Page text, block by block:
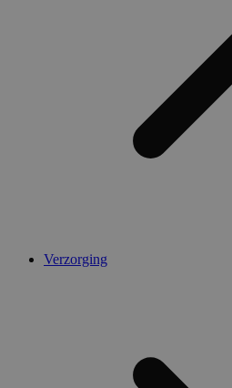
Verzorging